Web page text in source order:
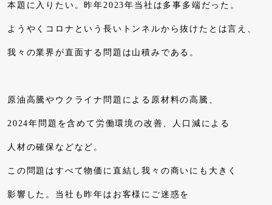
本題に入りたい。昨年2023年当社は多事多端だった。
ようやくコロナという長いトンネルから抜けたとは言え、
我々の業界が直面する問題は山積みである。
原油高騰やウクライナ問題による原材料の高騰、
2024年問題を含めて労働環境の改善、人口減による
人材の確保などなど。
この問題はすべて物価に直結し我々の商いにも大きく
影響した。当社も昨年はお客様にご迷惑を